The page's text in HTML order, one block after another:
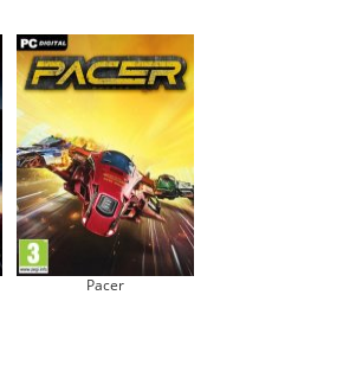
Pacer